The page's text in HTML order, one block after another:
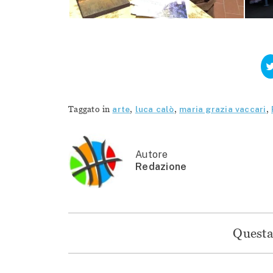
Taggato in arte, luca calò, maria grazia vaccari,
Autore
Redazione